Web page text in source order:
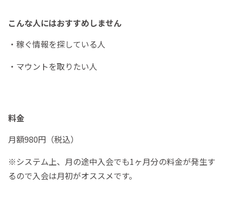
こんな人にはおすすめしません
・稼ぐ情報を探している人
・マウントを取りたい人
料金
月額980円（税込）
※システム上、月の途中入会でも1ヶ月分の料金が発生す
るので入会は月初がオススメです。